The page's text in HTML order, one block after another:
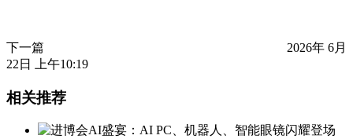
下一篇
2026年 6月
22日 上午10:19
相关推荐